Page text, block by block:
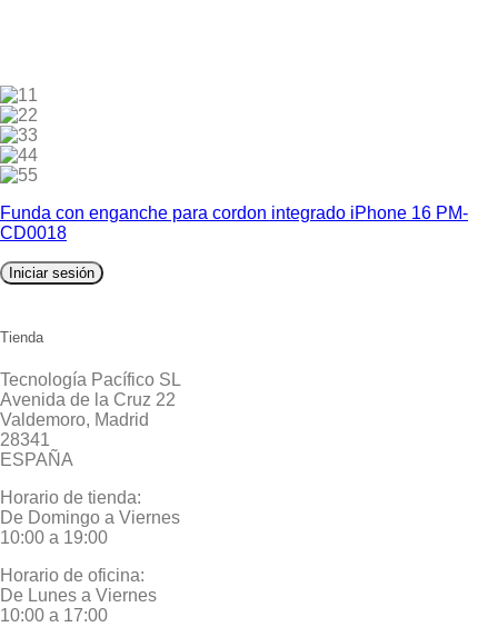
1
2
3
4
5
Funda con enganche para cordon integrado iPhone 16 PM-
CD0018
Iniciar sesión
Tienda
Tecnología Pacífico SL
Avenida de la Cruz 22
Valdemoro, Madrid
28341
ESPAÑA
Horario de tienda:
De Domingo a Viernes
10:00 a 19:00
Horario de oficina:
De Lunes a Viernes
10:00 a 17:00